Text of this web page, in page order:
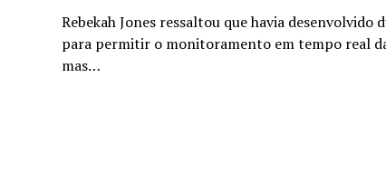
Rebekah Jones ressaltou que havia desenvolvido
para permitir o monitoramento em tempo real
mas…